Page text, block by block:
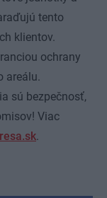
tento
klientov.
ochrany
areálu.
sú bezpečnosť,
Viac
.